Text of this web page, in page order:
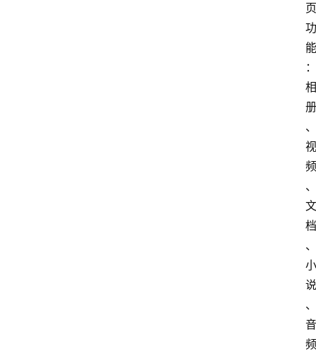
页
功
能
：
相
册
、
视
频
、
文
档
、
小
说
、
音
频